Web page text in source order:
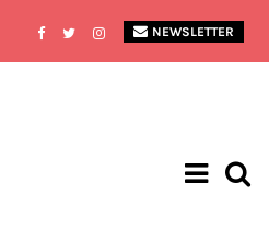
NEWSLETTER